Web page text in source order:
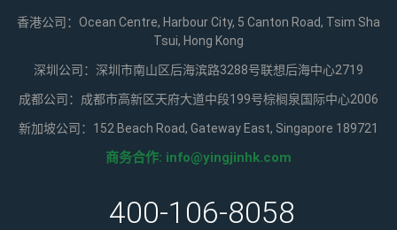
香港公司：Ocean Centre, Harbour City, 5 Canton Road, Tsim Sha
Tsui, Hong Kong
深圳公司：深圳市南山区后海滨路3288号联想后海中心2719
成都公司：成都市高新区天府大道中段199号棕榈泉国际中心2006
新加坡公司：152 Beach Road, Gateway East, Singapore 189721
商务合作: info@yingjinhk.com
400-106-8058